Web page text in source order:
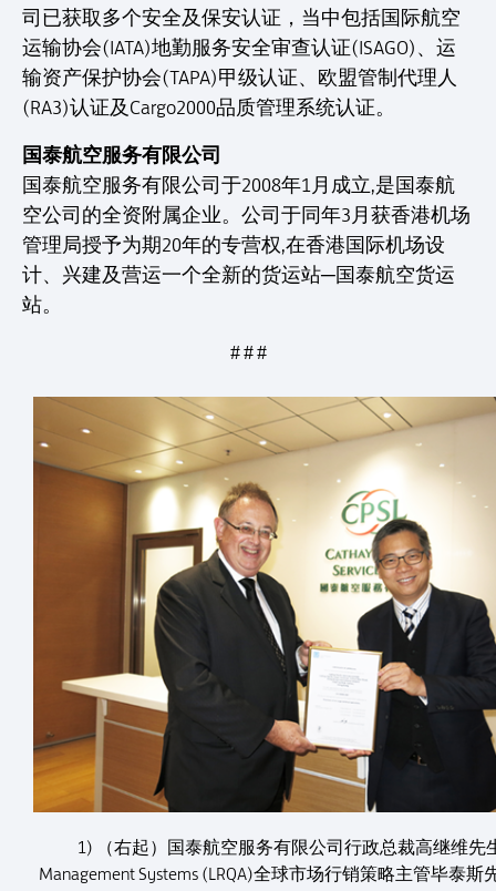
司已获取多个安全及保安认证，当中包括国际航空
运输协会(IATA)地勤服务安全审查认证(ISAGO)、运
输资产保护协会(TAPA)甲级认证、欧盟管制代理人
(RA3)认证及Cargo2000品质管理系统认证。
国泰航空服务有限公司
国泰航空服务有限公司于2008年1月成立,是国泰航
空公司的全资附属企业。公司于同年3月获香港机场
管理局授予为期20年的专营权,在香港国际机场设
计、兴建及营运一个全新的货运站─国泰航空货运
站。
# # #
1) （右起）国泰航空服务有限公司行政总裁高继维先
Management Systems (LRQA)全球市场行销策略主管毕泰斯